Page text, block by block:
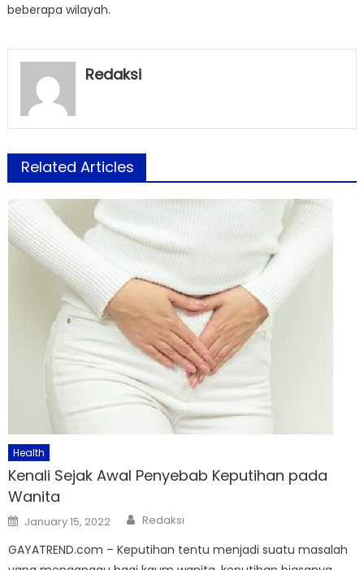
beberapa wilayah.
Redaksi
Related Articles
Health
Kenali Sejak Awal Penyebab Keputihan pada
Wanita
Posted
on
January 15, 2022 Author
Redaksi
GAYATREND.com – Keputihan tentu menjadi suatu masalah